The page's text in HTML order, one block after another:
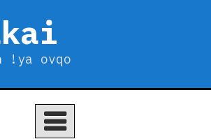
!ya ovqo